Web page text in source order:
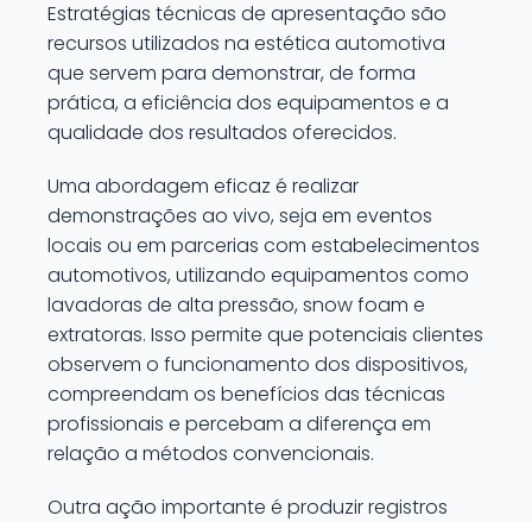
Estratégias técnicas de apresentação são
recursos utilizados na estética automotiva
que servem para demonstrar, de forma
prática, a eficiência dos equipamentos e a
qualidade dos resultados oferecidos.
Uma abordagem eficaz é realizar
demonstrações ao vivo, seja em eventos
locais ou em parcerias com estabelecimentos
automotivos, utilizando equipamentos como
lavadoras de alta pressão, snow foam e
extratoras. Isso permite que potenciais clientes
observem o funcionamento dos dispositivos,
compreendam os benefícios das técnicas
profissionais e percebam a diferença em
relação a métodos convencionais.
Outra ação importante é produzir registros